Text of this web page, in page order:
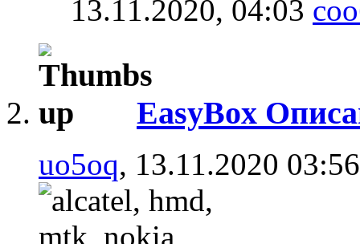
13.11.2020, 04:03
EasyBox
uo5oq, 13.11.2020 03:56